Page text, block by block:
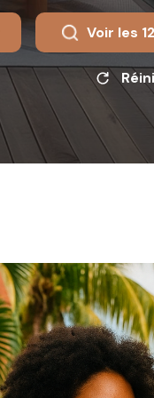
Voir les 12